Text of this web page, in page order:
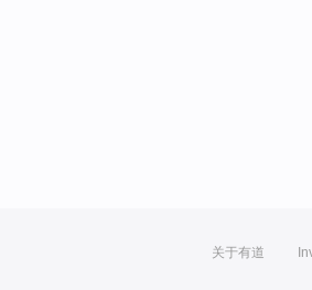
关于有道